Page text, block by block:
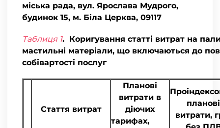
міська рада, вул. Ярослава Мудрого,
будинок 15, м. Біла Церква, 09117
Таблиця 1. Коригування статті витрат на
мастильні матеріали, що включаються до
собівартості послуг
Стаття витрат
Планові
витрати в
діючих
тарифах,
планові
витрати,